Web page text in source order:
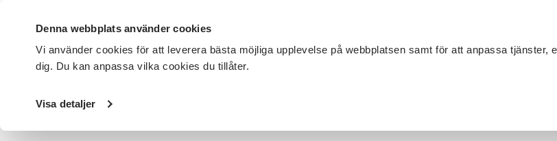
Denna webbplats använder cookies
Vi använder cookies för att leverera bästa möjliga upplevelse på webbplatsen samt för att anpassa tjänster,
dig. Du kan anpassa vilka cookies du tillåter.
Visa detaljer
DET HÄR GÖR VI FÖR DIG SOM SÖK KURSER OCH EVENEMANG
Startsida / Kurser och evenemang